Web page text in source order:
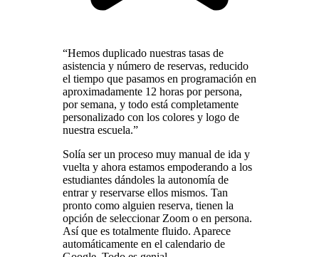
“Hemos duplicado nuestras tasas de
asistencia y número de reservas, reducido
el tiempo que pasamos en programación en
aproximadamente 12 horas por persona,
por semana, y todo está completamente
personalizado con los colores y logo de
nuestra escuela.”
Solía ser un proceso muy manual de ida y
vuelta y ahora estamos empoderando a los
estudiantes dándoles la autonomía de
entrar y reservarse ellos mismos. Tan
pronto como alguien reserva, tienen la
opción de seleccionar Zoom o en persona.
Así que es totalmente fluido. Aparece
automáticamente en el calendario de